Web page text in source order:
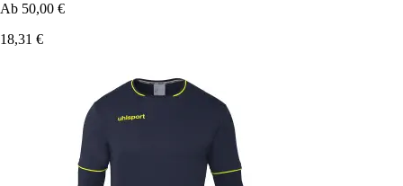
Ab 50,00 €
18,31 €